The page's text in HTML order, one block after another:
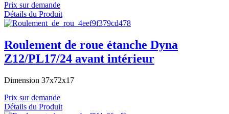
Prix sur demande
Détails du Produit
Roulement de roue étanche Dyna
Z12/PL17/24 avant intérieur
Dimension 37x72x17
Prix sur demande
Détails du Produit